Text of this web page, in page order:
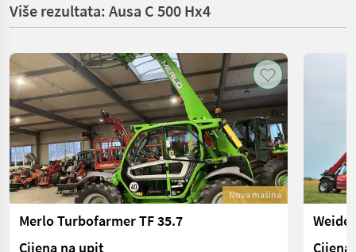
Više rezultata: Ausa C 500 Hx4
Nova mašina
Merlo Turbofarmer TF 35.7
Cijena na upit